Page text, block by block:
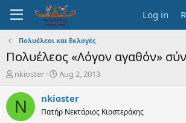
Log in
Πολυέλεοι και Εκλογές
Πολυέλεος «Λόγον αγαθόν»
T
r
e
a
nkioster
S
a
t
Aug 2, 2013
N nkioster
Πατήρ Νεκτάριος Κιοστεράκης